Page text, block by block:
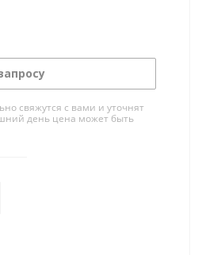
свяжутся с вами и уточнят
день цена может быть